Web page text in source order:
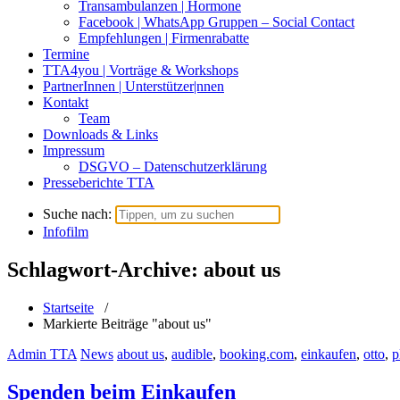
Transambulanzen | Hormone
Facebook | WhatsApp Gruppen – Social Contact
Empfehlungen | Firmenrabatte
Termine
TTA4you | Vorträge & Workshops
PartnerInnen | Unterstützer|nnen
Kontakt
Team
Downloads & Links
Impressum
DSGVO – Datenschutzerklärung
Presseberichte TTA
Suche nach:
Infofilm
Schlagwort-Archive: about us
Startseite /
Markierte Beiträge "about us"
Admin TTA News about us, audible, booking.com, einkaufen, otto,
Spenden beim Einkaufen